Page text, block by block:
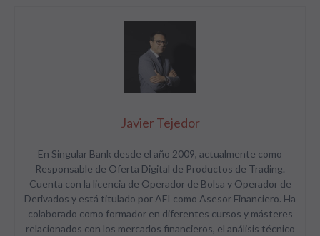
Javier Tejedor
En Singular Bank desde el año 2009, actualmente como
Responsable de Oferta Digital de Productos de Trading.
Cuenta con la licencia de Operador de Bolsa y Operador de
Derivados y está titulado por AFI como Asesor Financiero. Ha
colaborado como formador en diferentes cursos y másteres
relacionados con los mercados financieros, el análisis técnico